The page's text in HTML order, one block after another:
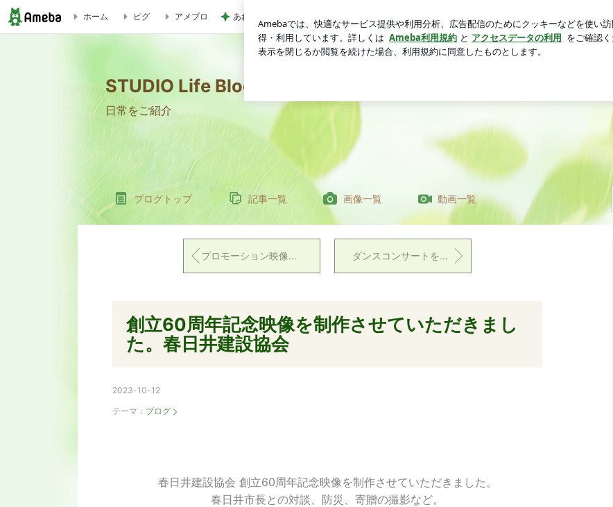
創立60周年記念映像を制作させていただきました。春日井建設協会 | STUDIO Life Blog
ホーム ピグ アメブロ あわてて火を消し大やけどした主婦
STUDIO Life Blog
日常をご紹介
ブログトップ 記事一覧 画像一覧 動画一覧
プロモーション映像のナレーション収録 ダンスコンサートを撮影させていただきました。
創立60周年記念映像を制作させていただきまし
た。春日井建設協会
2023-10-12
テーマ： ブログ
春日井建設協会 創立60周年記念映像を制作させていただきました。
春日井市長との対談、防災、寄贈の撮影など。